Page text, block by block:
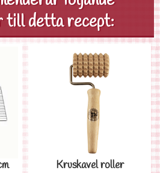
till detta recept:
Kruskavel roller